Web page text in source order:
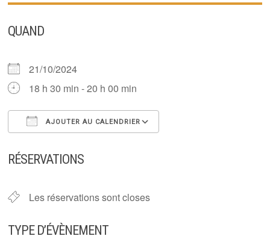
QUAND
21/10/2024
18 h 30 min - 20 h 00 min
AJOUTER AU CALENDRIER
RÉSERVATIONS
Les réservations sont closes
TYPE D’ÉVÈNEMENT